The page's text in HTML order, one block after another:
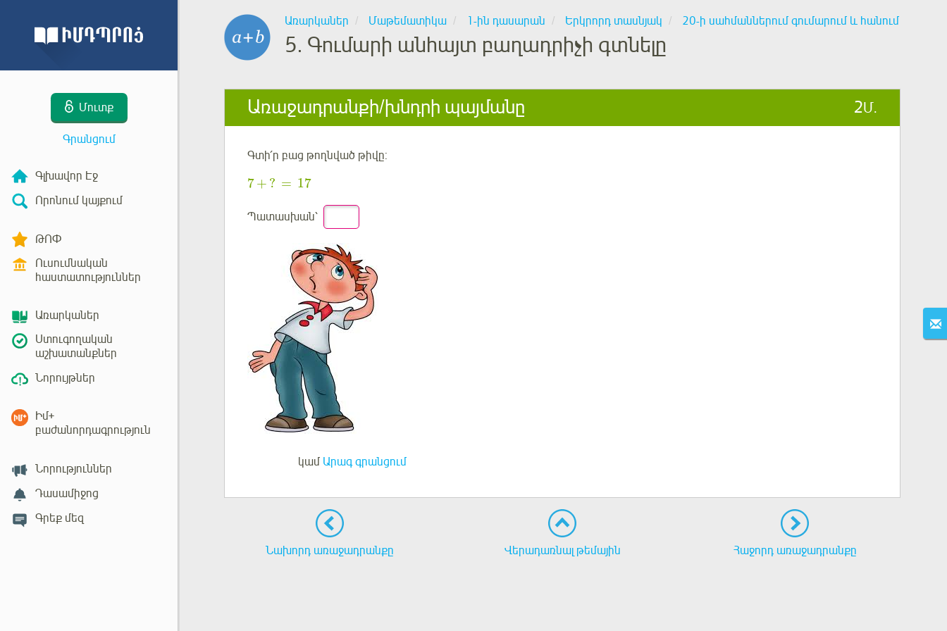
Մուտք
Գրանցում
Գլխավոր Էջ
Որոնում կայքում
ԹՈՓ
Ուսումնական
հաստատություններ
Առարկաներ
Ստուգողական
աշխատանքներ
Նորույթներ
Իմ+
բաժանորդագրություն
Նորություններ
Դասամիջոց
Գրեք մեզ
Առարկաներ Մաթեմատիկա 1-ին դասարան Երկրորդ տասնյակ 20-ի սահմաններում գումարում և հանում
5. Գումարի անհայտ բաղադրիչի գտնելը
Առաջադրանքի/խնդրի պայմանը 2Մ.
Գտի՛ր բաց թողնված թիվը:
7+ ? = 17
Պատասխան՝
կամ Արագ գրանցում
Նախորդ առաջադրանքը Վերադառնալ թեմային Հաջորդ առաջադրանքը